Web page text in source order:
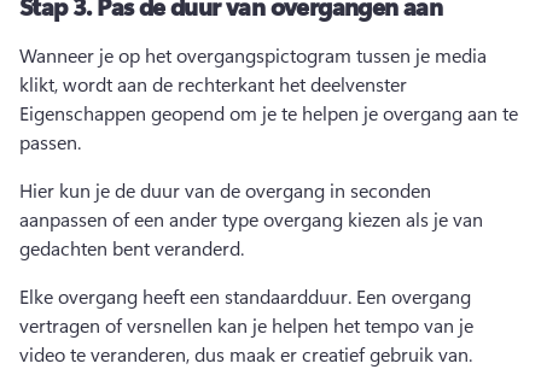
Wanneer je op het overgangspictogram tussen je media
klikt, wordt aan de rechterkant het deelvenster
Eigenschappen geopend om je te helpen je overgang aan te
passen.
Hier kun je de duur van de overgang in seconden
aanpassen of een ander type overgang kiezen als je van
gedachten bent veranderd.
Elke overgang heeft een standaardduur. Een overgang
vertragen of versnellen kan je helpen het tempo van je
video te veranderen, dus maak er creatief gebruik van.